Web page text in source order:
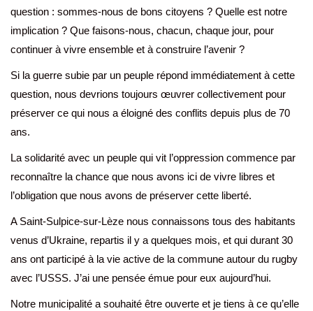
question : sommes-nous de bons citoyens ? Quelle est notre
implication ? Que faisons-nous, chacun, chaque jour, pour
continuer à vivre ensemble et à construire l’avenir ?
Si la guerre subie par un peuple répond immédiatement à cette
question, nous devrions toujours œuvrer collectivement pour
préserver ce qui nous a éloigné des conflits depuis plus de 70
ans.
La solidarité avec un peuple qui vit l’oppression commence par
reconnaître la chance que nous avons ici de vivre libres et
l’obligation que nous avons de préserver cette liberté.
A Saint-Sulpice-sur-Lèze nous connaissons tous des habitants
venus d’Ukraine, repartis il y a quelques mois, et qui durant 30
ans ont participé à la vie active de la commune autour du rugby
avec l’USSS. J’ai une pensée émue pour eux aujourd’hui.
Notre municipalité a souhaité être ouverte et je tiens à ce qu’elle